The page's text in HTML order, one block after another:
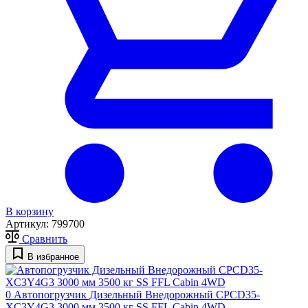
В корзину
Артикул: 799700
Сравнить
В избранное
0 Автопогрузчик Дизельный Внедорожный CPCD35-